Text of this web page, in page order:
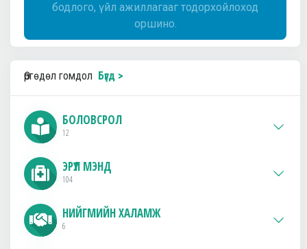
бодлого, үйл ажиллагааг тодорхойлоход
оршино.
Өргөдөл гомдол Бүгд >
БОЛОВСРОЛ
12
ЭРҮҮЛ МЭНД
104
НИЙГМИЙН ХАЛАМЖ
6